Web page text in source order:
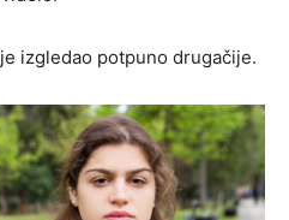
izgledao potpuno drugačije.